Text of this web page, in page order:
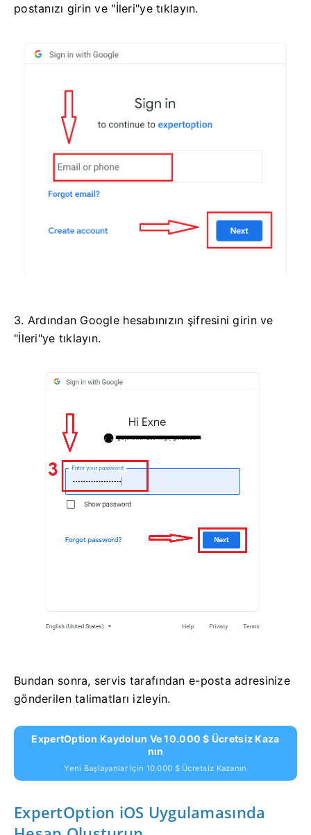
postanızı girin ve "İleri"ye tıklayın.
3. Ardından Google hesabınızın şifresini girin ve
"İleri"ye tıklayın.
Bundan sonra, servis tarafından e-posta adresinize
gönderilen talimatları izleyin.
ExpertOption Kaydolun Ve 10.000 $ Ücretsiz Kaza
Nın
Yeni Başlayanlar Için 10.000 $ Ücretsiz Kazanın
ExpertOption iOS Uygulamasında